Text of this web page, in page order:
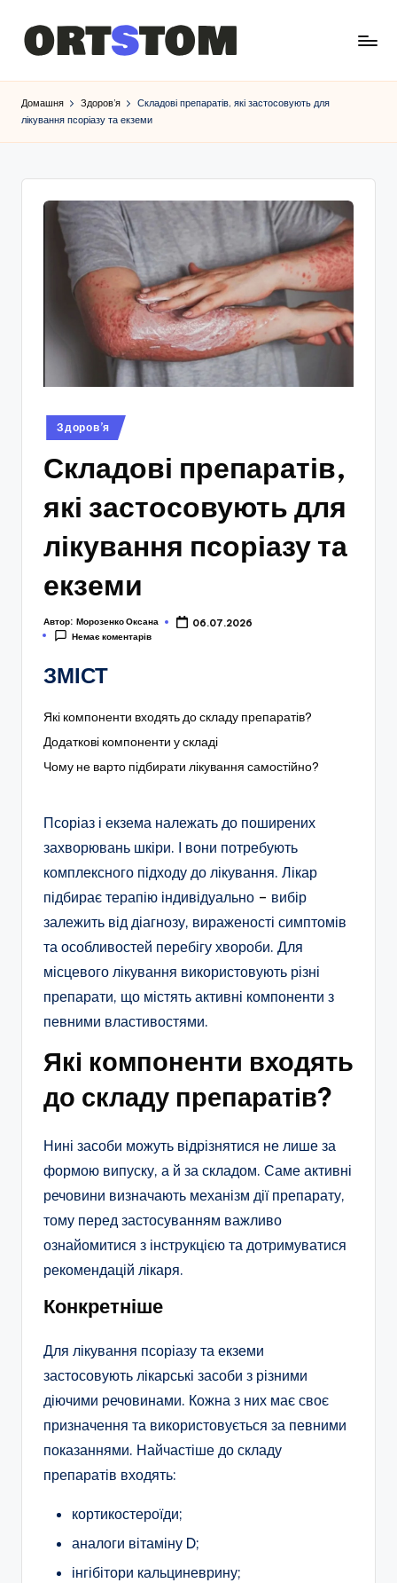
Домашня Здоров’я
Складові препаратів, які застосовують для
лікування псоріазу та екземи
Опубліковано
у
Здоров’я
Складові препаратів,
які застосовують для
лікування псоріазу та
екземи
Автор: Морозенко Оксана
06.07.2026
Немає коментарів
ЗМІСТ
Які компоненти входять до складу препаратів?
Додаткові компоненти у складі
Чому не варто підбирати лікування самостійно?
Псоріаз і екзема належать до поширених
захворювань шкіри. І вони потребують
комплексного підходу до лікування. Лікар
підбирає терапію індивідуально – вибір
залежить від діагнозу, вираженості симптомів
та особливостей перебігу хвороби. Для
місцевого лікування використовують різні
препарати, що містять активні компоненти з
певними властивостями.
Які компоненти входять
до складу препаратів?
Нині засоби можуть відрізнятися не лише за
формою випуску, а й за складом. Саме активні
речовини визначають механізм дії препарату,
тому перед застосуванням важливо
ознайомитися з інструкцією та дотримуватися
рекомендацій лікаря.
Конкретніше
Для лікування псоріазу та екземи
застосовують лікарські засоби з різними
діючими речовинами. Кожна з них має своє
призначення та використовується за певними
показаннями. Найчастіше до складу
препаратів входять:
кортикостероїди;
аналоги вітаміну D;
інгібітори кальциневрину;